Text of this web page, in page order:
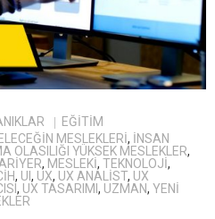
EĞITIM
MESLEKLERI, INSAN
OLASILIĞI YÜKSEK MESLEKLER,
, MESLEKI, TEKNOLOJI,
, UI , UX, UX ANALIST, UX
, UX TASARIMI , UZMAN, YENI